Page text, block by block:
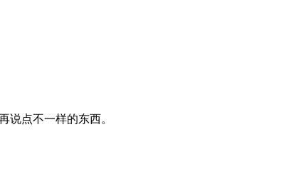
说点不一样的东西。